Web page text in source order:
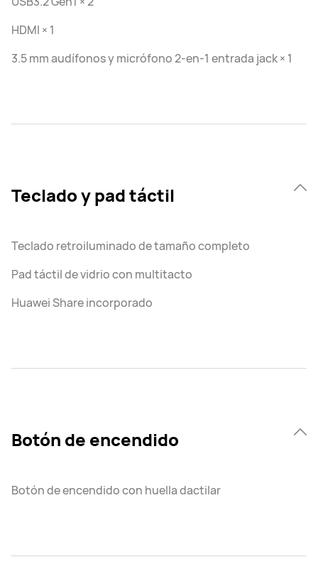
HDMI × 1
3.5 mm audífonos y micrófono 2-en-1 entrada jack × 1
Teclado y pad táctil
Teclado retroiluminado de tamaño completo
Pad táctil de vidrio con multitacto
Huawei Share incorporado
Botón de encendido
Botón de encendido con huella dactilar